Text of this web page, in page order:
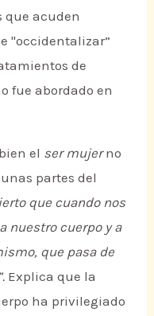
que acuden
"occidentalizar”
de
fue abordado en
el ser mujerno
partes del
que cuando nos
nuestro cuerpo y a
que pasa de
Explica que la
ha privilegiado